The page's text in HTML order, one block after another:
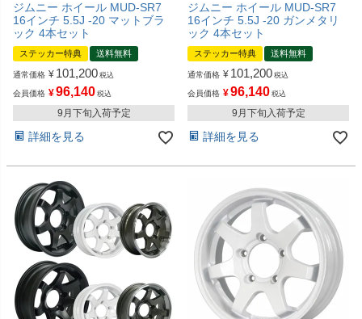
ジムニー ホイール MUD-SR7
16インチ 5.5J -20 マットブラ
ック 4本セット
ステッカー特典 送料無料
通常価格 ¥ 101,200 税込
会員価格 ¥96,140 税込
9月下旬入荷予定
詳細を見る
ジムニー ホイール MUD-SR7
16インチ 5.5J -20 ガンメタリ
ック 4本セット
ステッカー特典 送料無料
通常価格 ¥ 101,200 税込
会員価格 ¥96,140 税込
9月下旬入荷予定
詳細を見る